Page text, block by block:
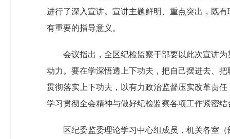
进行了深入宣讲。宣讲主题鲜明、重点突出，既
有重要的指导意义。
会议指出，全区纪检监察干部要以此次宣讲
动力。要在学深悟透上下功夫，把自己摆进去、
贯彻落实上下功夫，以有力政治监督压实改革责
学习贯彻全会精神与做好纪检监察各项工作紧密
区纪委监委理论学习中心组成员，机关各室